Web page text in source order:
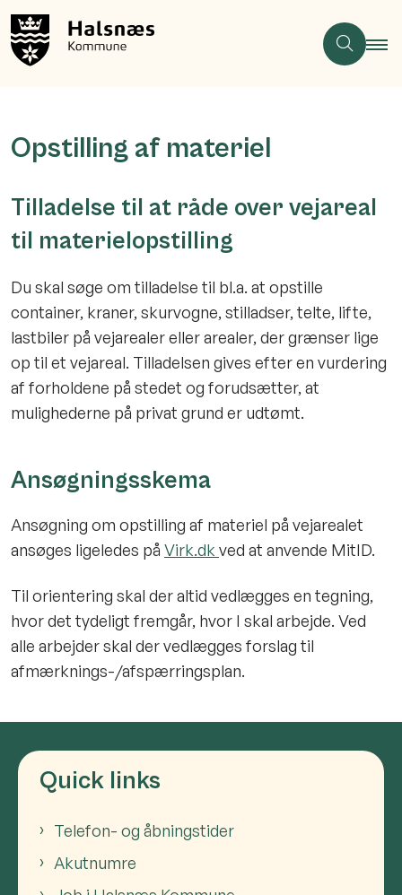
Opstilling af materiel
Tilladelse til at råde over vejareal
til materielopstilling
Du skal søge om tilladelse til bl.a. at opstille
container, kraner, skurvogne, stilladser, telte, lifte,
lastbiler på vejarealer eller arealer, der grænser lige
op til et vejareal. Tilladelsen gives efter en vurdering
af forholdene på stedet og forudsætter, at
mulighederne på privat grund er udtømt.
Ansøgningsskema
Ansøgning om opstilling af materiel på vejarealet
ansøges ligeledes på Virk.dk ved at anvende MitID.
Til orientering skal der altid vedlægges en tegning,
hvor det tydeligt fremgår, hvor I skal arbejde. Ved
alle arbejder skal der vedlægges forslag til
afmærknings-/afspærringsplan.
Quick links
Telefon- og åbningstider
Akutnumre